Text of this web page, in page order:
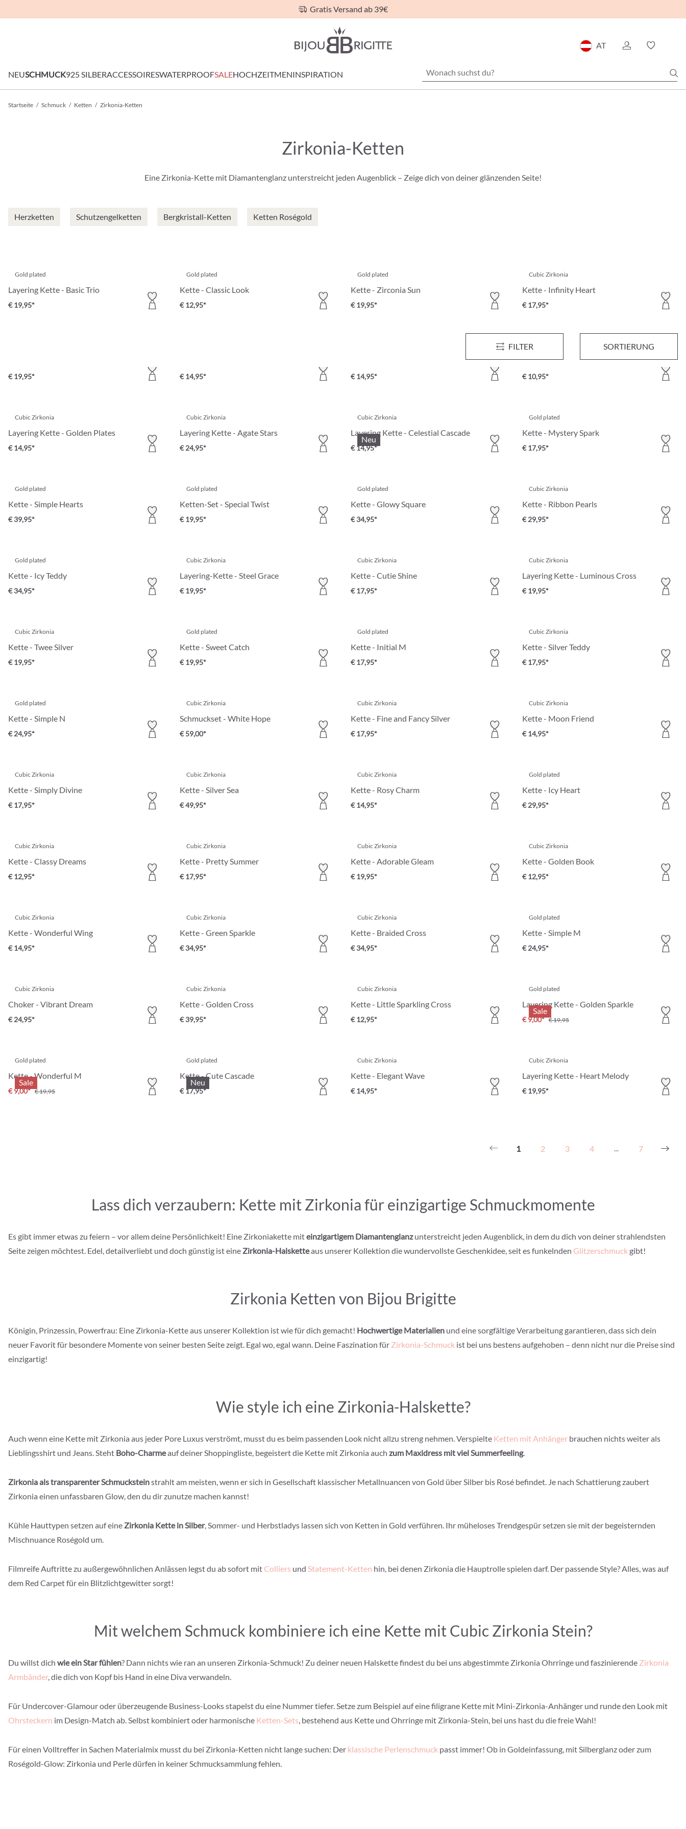
Gratis Versand ab 39€
AT
NEUSCHMUCK925 SILBERACCESSOIRESWATERPROOFSALEHOCHZEITMENINSPIRATION
Startseite / Schmuck / Ketten / Zirkonia-Ketten
Zirkonia-Ketten
Eine Zirkonia-Kette mit Diamantenglanz unterstreicht jeden Augenblick – Zeige dich von deiner glänzenden Seite!
Herzketten Schutzengelketten Bergkristall-Ketten Ketten Roségold
FILTER SORTIERUNG
Gold plated
Layering Kette - Basic Trio
€ 19,95*
Gold plated
Kette - Classic Look
€ 12,95*
Gold plated
Kette - Zirconia Sun
€ 19,95*
Cubic Zirkonia
Kette - Infinity Heart
€ 17,95*
€ 19,95* € 14,95* € 14,95*
Cubic Zirkonia
Kette - Ruby Tulip
€ 10,95*
Cubic Zirkonia
Layering Kette - Golden Plates
€ 14,95*
Cubic Zirkonia
Layering Kette - Agate Stars
€ 24,95*
Neu
Cubic Zirkonia
Layering Kette - Celestial Cascade
€ 14,95*
Gold plated
Kette - Mystery Spark
€ 17,95*
Gold plated
Kette - Simple Hearts
€ 39,95*
Gold plated
Ketten-Set - Special Twist
€ 19,95*
Gold plated
Kette - Glowy Square
€ 34,95*
Cubic Zirkonia
Kette - Ribbon Pearls
€ 29,95*
Gold plated
Kette - Icy Teddy
€ 34,95*
Cubic Zirkonia
Layering-Kette - Steel Grace
€ 19,95*
Cubic Zirkonia
Kette - Cutie Shine
€ 17,95*
Cubic Zirkonia
Layering Kette - Luminous Cross
€ 19,95*
Cubic Zirkonia
Kette - Twee Silver
€ 19,95*
Gold plated
Kette - Sweet Catch
€ 19,95*
Gold plated
Kette - Initial M
€ 17,95*
Cubic Zirkonia
Kette - Silver Teddy
€ 17,95*
Gold plated
Kette - Simple N
€ 24,95*
Cubic Zirkonia
Schmuckset - White Hope
€ 59,00*
Cubic Zirkonia
Kette - Fine and Fancy Silver
€ 17,95*
Cubic Zirkonia
Kette - Moon Friend
€ 14,95*
Cubic Zirkonia
Kette - Simply Divine
€ 17,95*
Cubic Zirkonia
Kette - Silver Sea
€ 49,95*
Cubic Zirkonia
Kette - Rosy Charm
€ 14,95*
Gold plated
Kette - Icy Heart
€ 29,95*
Cubic Zirkonia
Kette - Classy Dreams
€ 12,95*
Cubic Zirkonia
Kette - Pretty Summer
€ 17,95*
Cubic Zirkonia
Kette - Adorable Gleam
€ 19,95*
Cubic Zirkonia
Kette - Golden Book
€ 12,95*
Cubic Zirkonia
Kette - Wonderful Wing
€ 14,95*
Cubic Zirkonia
Kette - Green Sparkle
€ 34,95*
Cubic Zirkonia
Kette - Braided Cross
€ 34,95*
Gold plated
Kette - Simple M
€ 24,95*
Cubic Zirkonia
Choker - Vibrant Dream
€ 24,95*
Cubic Zirkonia
Kette - Golden Cross
€ 39,95*
Cubic Zirkonia
Kette - Little Sparkling Cross
€ 12,95*
Sale
Gold plated
Layering Kette - Golden Sparkle
€ 9,00* € 19,95
Sale
Gold plated
Kette - Wonderful M
€ 9,00* € 19,95
Neu
Gold plated
Kette - Cute Cascade
€ 17,95*
Cubic Zirkonia
Kette - Elegant Wave
€ 14,95*
Cubic Zirkonia
Layering Kette - Heart Melody
€ 19,95*
1 2 3 4 ... 7
Lass dich verzaubern: Kette mit Zirkonia für einzigartige Schmuckmomente
Es gibt immer etwas zu feiern – vor allem deine Persönlichkeit! Eine Zirkoniakette miteinzigartigem Diamantenglanzunterstreicht jeden Augenblick, in dem du dich von deiner strahlendsten
Seite zeigen möchtest. Edel, detailverliebt und doch günstig ist eine Zirkonia-Halsketteaus unserer Kollektion die wundervollste Geschenkidee, seit es funkelnden Glitzerschmuck gibt!
Zirkonia Ketten von Bijou Brigitte
Königin, Prinzessin, Powerfrau: Eine Zirkonia-Kette aus unserer Kollektion ist wie für dich gemacht! Hochwertige Materialien und eine sorgfältige Verarbeitung garantieren, dass sich dein
neuer Favorit für besondere Momente von seiner besten Seite zeigt. Egal wo, egal wann. Deine Faszination für Zirkonia-Schmuck ist bei uns bestens aufgehoben – denn nicht nur die Preise sind
einzigartig!
Wie style ich eine Zirkonia-Halskette?
Auch wenn eine Kette mit Zirkonia aus jeder Pore Luxus verströmt, musst du es beim passenden Look nicht allzu streng nehmen. Verspielte Ketten mit Anhänger brauchen nichts weiter als
Lieblingsshirt und Jeans. Steht Boho-Charmeauf deiner Shoppingliste, begeistert die Kette mit Zirkonia auch zum Maxidress mit viel Summerfeeling.
Zirkonia als transparenter Schmucksteinstrahlt am meisten, wenn er sich in Gesellschaft klassischer Metallnuancen von Gold über Silber bis Rosé befindet. Je nach Schattierung zaubert
Zirkonia einen unfassbaren Glow, den du dir zunutze machen kannst!
Kühle Hauttypen setzen auf eine Zirkonia Kette in Silber, Sommer- und Herbstladys lassen sich von Ketten in Gold verführen. Ihr müheloses Trendgespür setzen sie mit der begeisternden
Mischnuance Roségold um.
Filmreife Auftritte zu außergewöhnlichen Anlässen legst du ab sofort mit Colliers und Statement-Ketten hin, bei denen Zirkonia die Hauptrolle spielen darf. Der passende Style? Alles, was auf
dem Red Carpet für ein Blitzlichtgewitter sorgt!
Mit welchem Schmuck kombiniere ich eine Kette mit Cubic Zirkonia Stein?
Du willst dich wie ein Star fühlen? Dann nichts wie ran an unseren Zirkonia-Schmuck! Zu deiner neuen Halskette findest du bei uns abgestimmte Zirkonia Ohrringe und faszinierende Zirkonia
Armbänder, die dich von Kopf bis Hand in eine Diva verwandeln.
Für Undercover-Glamour oder überzeugende Business-Looks stapelst du eine Nummer tiefer. Setze zum Beispiel auf eine filigrane Kette mit Mini-Zirkonia-Anhänger und runde den Look mit
Ohrsteckern im Design-Match ab. Selbst kombiniert oder harmonische Ketten-Sets, bestehend aus Kette und Ohrringe mit Zirkonia-Stein, bei uns hast du die freie Wahl!
Für einen Volltreffer in Sachen Materialmix musst du bei Zirkonia-Ketten nicht lange suchen: Der klassische Perlenschmuck passt immer! Ob in Goldeinfassung, mit Silberglanz oder zum
Roségold-Glow: Zirkonia und Perle dürfen in keiner Schmucksammlung fehlen.